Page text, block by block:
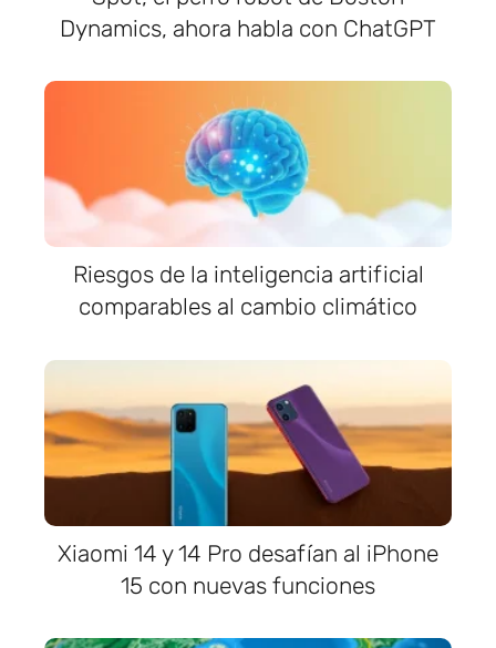
Dynamics, ahora habla con ChatGPT
Riesgos de la inteligencia artificial
comparables al cambio climático
Xiaomi 14 y 14 Pro desafían al iPhone
15 con nuevas funciones